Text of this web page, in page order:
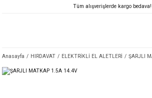
Tüm alışverişlerde kargo bedava!
Anasayfa HIRDAVAT ELEKTRİKLİ EL ALETLERİ ŞARJLI